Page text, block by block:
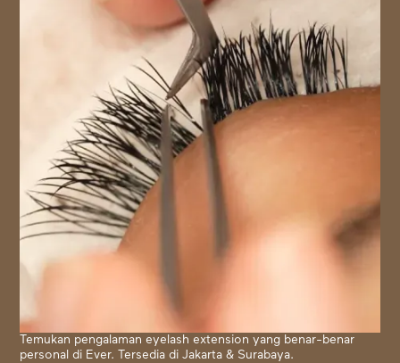
Temukan pengalaman eyelash extension yang benar-benar
personal di Ever. Tersedia di Jakarta & Surabaya.